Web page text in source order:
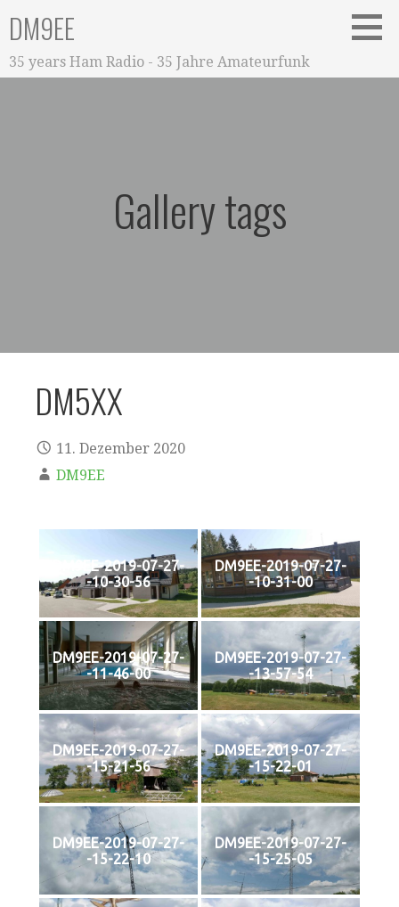
Inhalt
springen
DM9EE
35 years Ham Radio - 35 Jahre Amateurfunk
Gallery tags
DM5XX
11. Dezember 2020
DM9EE
DM9EE-2019-07-27-
-10-30-56
DM9EE-2019-07-27-
-10-31-00
DM9EE-2019-07-27-
-11-46-00
DM9EE-2019-07-27-
-13-57-54
DM9EE-2019-07-27-
-15-21-56
DM9EE-2019-07-27-
-15-22-01
DM9EE-2019-07-27-
-15-22-10
DM9EE-2019-07-27-
-15-25-05